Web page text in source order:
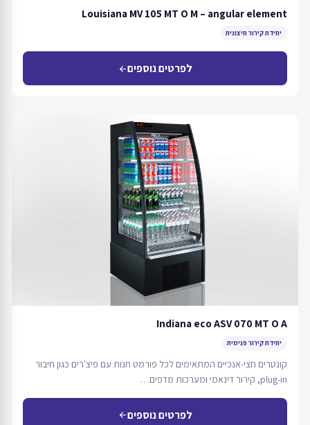
Louisiana MV 105 MT O M – angular element
יחידת קירור חיצונית
לפרטים נוספיםarrow_back
Indiana eco ASV 070 MT O A
יחידת קירור פנימית
קונטרים חצי-אנכיים המתאימים לכל פורמט חנות עם פיצ'רים כגון חיבור
plug-in, קירור דינאמי ומערכות מדפים…
לפרטים נוספיםarrow_back